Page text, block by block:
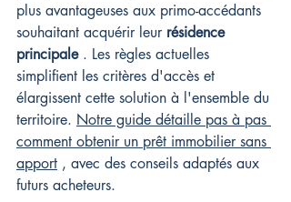
plus avantageuses aux primo-accédants
souhaitant acquérir leur résidence
principale . Les règles actuelles
simplifient les critères d'accès et
élargissent cette solution à l'ensemble du
territoire. Notre guide détaille pas à pas
comment obtenir un prêt immobilier sans
apport , avec des conseils adaptés aux
futurs acheteurs.